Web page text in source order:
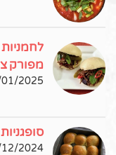
מפורק
2025
2024